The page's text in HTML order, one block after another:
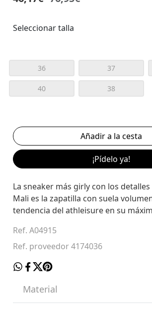
Seleccionar talla
36 37
40 38
¡Pídelo ya!
La sneaker más girly con los
Mali es la zapatilla con suela
tendencia del athleisure en su
Ref. A04915
Ref. proveedor 4174036
Material